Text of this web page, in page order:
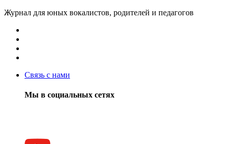
Журнал для юных вокалистов, родителей и педагогов
Связь с нами
Мы в социальных сетях